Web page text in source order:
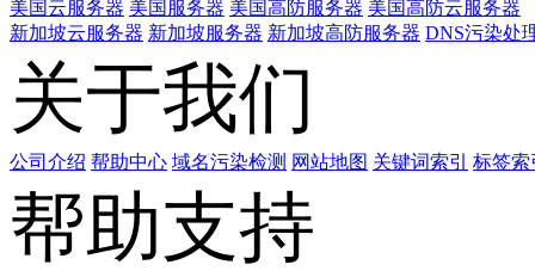
美国云服务器 美国服务器 美国高防服务器 美国高防云服务器
新加坡云服务器 新加坡服务器 新加坡高防服务器 DNS污染处
关于我们
公司介绍 帮助中心 域名污染检测 网站地图 关键词索引 标签索
帮助支持